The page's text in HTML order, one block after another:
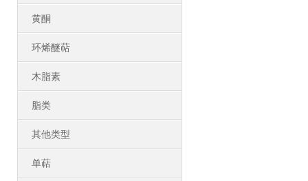
黄酮
环烯醚萜
木脂素
脂类
其他类型
单萜